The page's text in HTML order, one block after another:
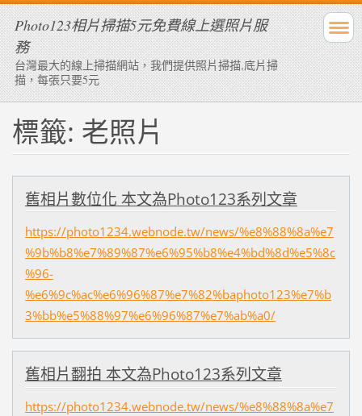
Photo123相片掃描5元免費線上選照片服
務
台灣最大的線上掃描網站，我們提供照片掃描,底片掃
描，每張只要5元
標籤: 老照片
舊相片數位化 本文為Photo123系列文章
https://photo1234.webnode.tw/news/%e8%88%8a%e7
%9b%b8%e7%89%87%e6%95%b8%e4%bd%8d%e5%8c
%96-
%e6%9c%ac%e6%96%87%e7%82%baphoto123%e7%b
3%bb%e5%88%97%e6%96%87%e7%ab%a0/
舊相片翻拍 本文為Photo123系列文章
https://photo1234.webnode.tw/news/%e8%88%8a%e7